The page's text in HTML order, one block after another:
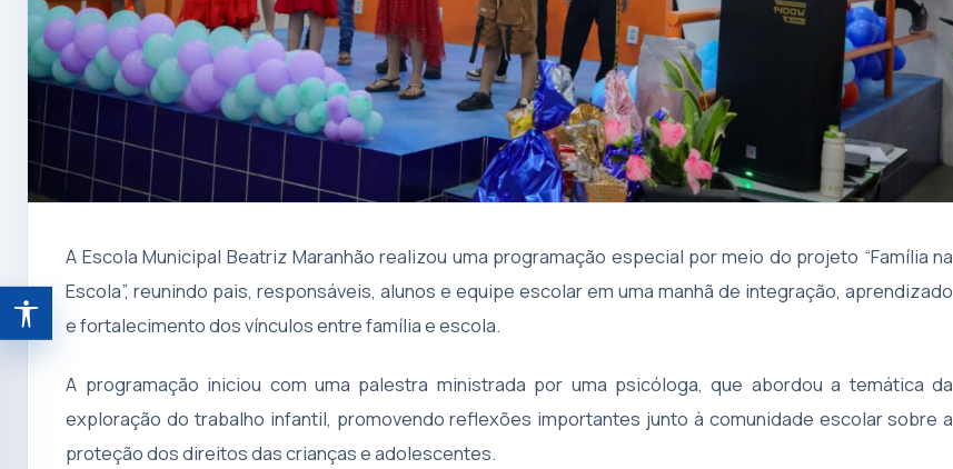
Abrir ferramentas de acessibilidade
A Escola Municipal Beatriz Maranhão realizou uma programação especial por meio do projeto “Família na
Escola”, reunindo pais, responsáveis, alunos e equipe escolar em uma manhã de integração, aprendizado
e fortalecimento dos vínculos entre família e escola.
A programação iniciou com uma palestra ministrada por uma psicóloga, que abordou a temática da
exploração do trabalho infantil, promovendo reflexões importantes junto à comunidade escolar sobre a
proteção dos direitos das crianças e adolescentes.